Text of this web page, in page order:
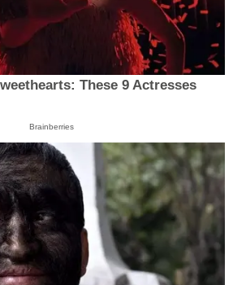
These 9 Actresses
Brainberries